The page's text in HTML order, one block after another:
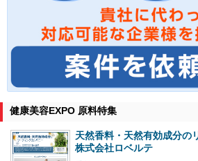
健康美容EXPO 原料特集
天然香料・天然有効成分の
株式会社ロベルテ